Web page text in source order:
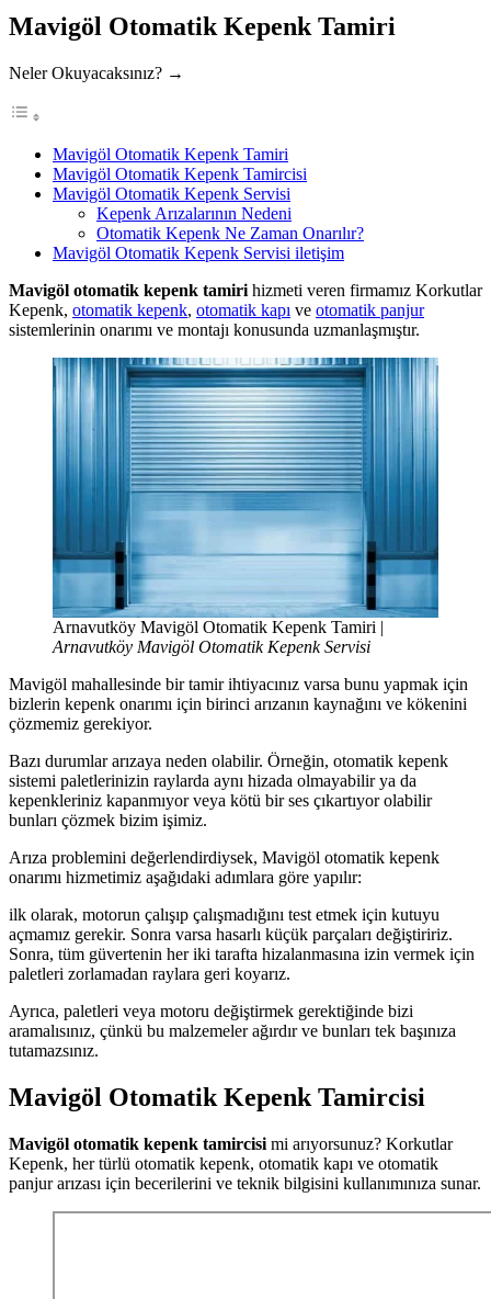
Mavigöl Otomatik Kepenk Tamiri
Neler Okuyacaksınız? →
Mavigöl Otomatik Kepenk Tamiri
Mavigöl Otomatik Kepenk Tamircisi
Mavigöl Otomatik Kepenk Servisi
Kepenk Arızalarının Nedeni
Otomatik Kepenk Ne Zaman Onarılır?
Mavigöl Otomatik Kepenk Servisi iletişim
Mavigöl otomatik kepenk tamiri hizmeti veren firmamız Korkutlar
Kepenk, otomatik kepenk, otomatik kapı ve otomatik panjur
sistemlerinin onarımı ve montajı konusunda uzmanlaşmıştır.
Arnavutköy Mavigöl Otomatik Kepenk Tamiri |
Arnavutköy Mavigöl Otomatik Kepenk Servisi
Mavigöl mahallesinde bir tamir ihtiyacınız varsa bunu yapmak için
bizlerin kepenk onarımı için birinci arızanın kaynağını ve kökenini
çözmemiz gerekiyor.
Bazı durumlar arızaya neden olabilir. Örneğin, otomatik kepenk
sistemi paletlerinizin raylarda aynı hizada olmayabilir ya da
kepenkleriniz kapanmıyor veya kötü bir ses çıkartıyor olabilir
bunları çözmek bizim işimiz.
Arıza problemini değerlendirdiysek, Mavigöl otomatik kepenk
onarımı hizmetimiz aşağıdaki adımlara göre yapılır:
ilk olarak, motorun çalışıp çalışmadığını test etmek için kutuyu
açmamız gerekir. Sonra varsa hasarlı küçük parçaları değiştiririz.
Sonra, tüm güvertenin her iki tarafta hizalanmasına izin vermek için
paletleri zorlamadan raylara geri koyarız.
Ayrıca, paletleri veya motoru değiştirmek gerektiğinde bizi
aramalısınız, çünkü bu malzemeler ağırdır ve bunları tek başınıza
tutamazsınız.
Mavigöl Otomatik Kepenk Tamircisi
Mavigöl otomatik kepenk tamircisi mi arıyorsunuz? Korkutlar
Kepenk, her türlü otomatik kepenk, otomatik kapı ve otomatik
panjur arızası için becerilerini ve teknik bilgisini kullanımınıza sunar.